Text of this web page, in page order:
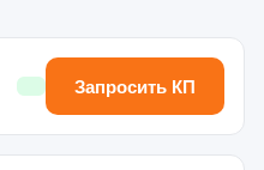
Запросить КП